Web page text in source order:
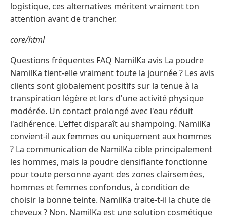
logistique, ces alternatives méritent vraiment ton
attention avant de trancher.
core/html
Questions fréquentes FAQ NamilKa avis La poudre
NamilKa tient-elle vraiment toute la journée ? Les avis
clients sont globalement positifs sur la tenue à la
transpiration légère et lors d'une activité physique
modérée. Un contact prolongé avec l'eau réduit
l'adhérence. L'effet disparaît au shampoing. NamilKa
convient-il aux femmes ou uniquement aux hommes
? La communication de NamilKa cible principalement
les hommes, mais la poudre densifiante fonctionne
pour toute personne ayant des zones clairsemées,
hommes et femmes confondus, à condition de
choisir la bonne teinte. NamilKa traite-t-il la chute de
cheveux ? Non. NamilKa est une solution cosmétique